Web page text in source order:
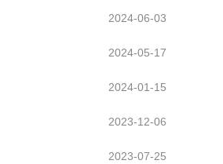
2024-06-03
2024-05-17
2024-01-15
2023-12-06
2023-07-25